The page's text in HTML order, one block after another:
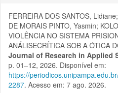
FERREIRA DOS SANTOS,
DE MORAIS PINTO, Yasmin;
VIOLÊNCIA NO SISTEMA
ANÁLISECRÍTICA SOB A ÓTICA
Journal of Research in Applied
p. 01–12, 2026. Disponível em:
https://
2287. Acesso em: 7 ago. 2026.